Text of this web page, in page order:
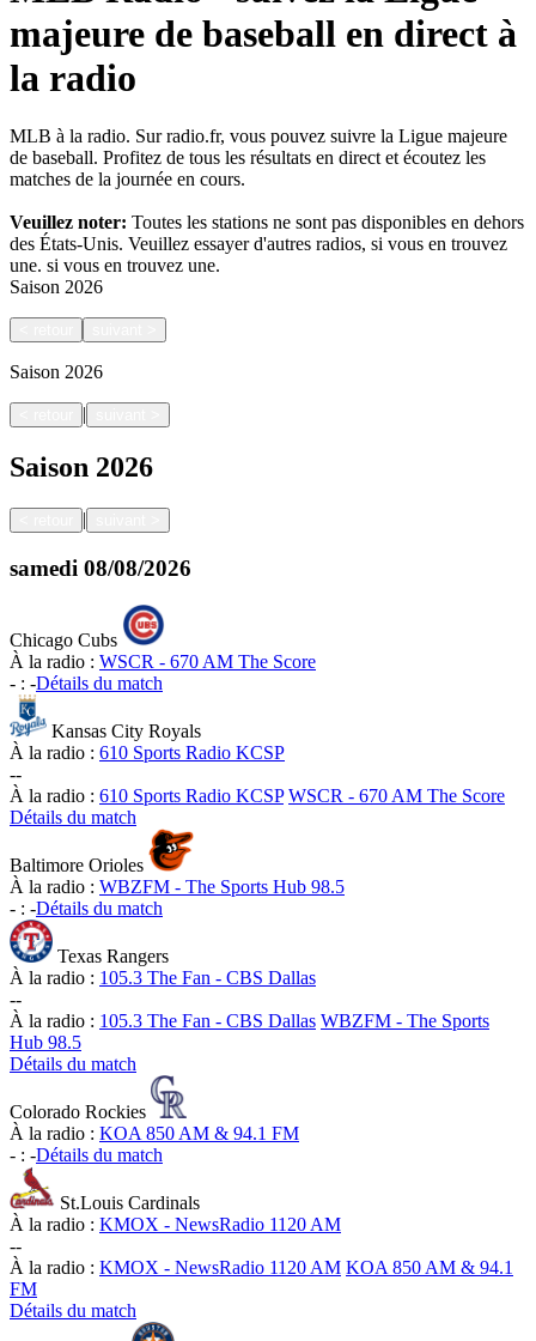
majeure de baseball en direct à
la radio
MLB à la radio. Sur radio.fr, vous pouvez suivre la Ligue majeure
de baseball. Profitez de tous les résultats en direct et écoutez les
matches de la journée en cours.
Veuillez noter: Toutes les stations ne sont pas disponibles en dehors
des États-Unis. Veuillez essayer d'autres radios, si vous en trouvez
une. si vous en trouvez une.
Saison 2026
Saison 2026
|
Saison 2026
|
samedi 08/08/2026
Chicago Cubs
À la radio : WSCR - 670 AM The Score
- : -Détails du match
Kansas City Royals
À la radio : 610 Sports Radio KCSP
--
À la radio : 610 Sports Radio KCSP WSCR - 670 AM The Score
Détails du match
Baltimore Orioles
À la radio : WBZFM - The Sports Hub 98.5
- : -Détails du match
Texas Rangers
À la radio : 105.3 The Fan - CBS Dallas
--
À la radio : 105.3 The Fan - CBS Dallas WBZFM - The Sports
Hub 98.5
Détails du match
Colorado Rockies
À la radio : KOA 850 AM & 94.1 FM
- : -Détails du match
St.Louis Cardinals
À la radio : KMOX - NewsRadio 1120 AM
--
À la radio : KMOX - NewsRadio 1120 AM KOA 850 AM & 94.1
FM
Détails du match